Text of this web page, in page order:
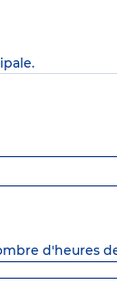
d'heures